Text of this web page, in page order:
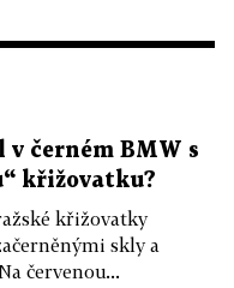
v černém BMW s
křižovatku?
křižovatky
skly a
červenou...